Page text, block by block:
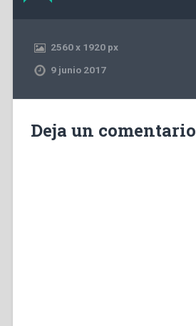
2560x1920 px
9 junio 2017
Deja un comentario